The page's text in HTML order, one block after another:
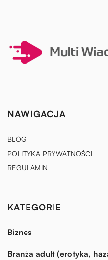
NAWIGACJA
BLOG
POLITYKA PRYWATNOŚCI
REGULAMIN
KATEGORIE
Biznes
Branża adult (erotyka,